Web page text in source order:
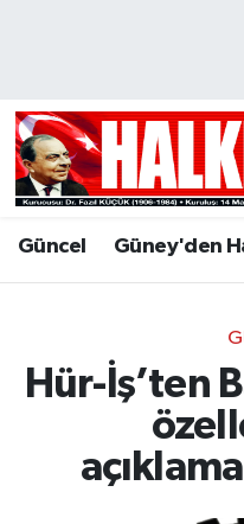
Güncel Güney'den
Hür-İş’ten
Hava Durumu
Trafik Durumu
Son Dakika
Haber Arşivi